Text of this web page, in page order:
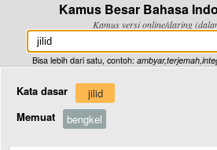
Kamus Besar Bahasa
Kamus versi online/daring
Bisa lebih dari satu, contoh:
Kata dasar
jilid
Memuat
bengkel